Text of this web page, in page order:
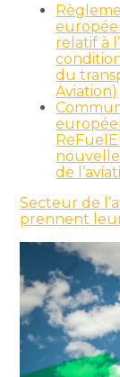
relatif à
du
Aviation)
de
Secteur de
prennent